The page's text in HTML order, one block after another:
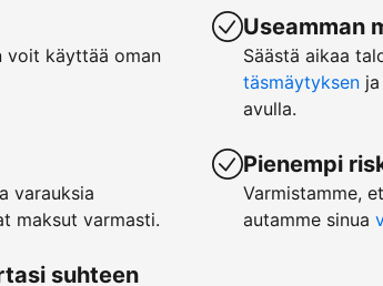
voit käyttää oman
varauksia
maksut varmasti.
suhteen
Useamman
Säästä aikaa
täsmäytyksen
avulla.
Pienempi
Varmistamme,
autamme sinua